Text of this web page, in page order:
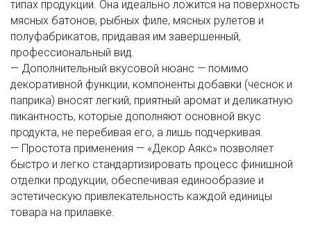
типах продукции. Она идеально ложится на поверхность
мясных батонов, рыбных филе, мясных рулетов и
полуфабрикатов, придавая им завершенный,
профессиональный вид.
— Дополнительный вкусовой нюанс — помимо
декоративной функции, компоненты добавки (чеснок и
паприка) вносят легкий, приятный аромат и деликатную
пикантность, которые дополняют основной вкус
продукта, не перебивая его, а лишь подчеркивая.
— Простота применения — «Декор Аякс» позволяет
быстро и легко стандартизировать процесс финишной
отделки продукции, обеспечивая единообразие и
эстетическую привлекательность каждой единицы
товара на прилавке.